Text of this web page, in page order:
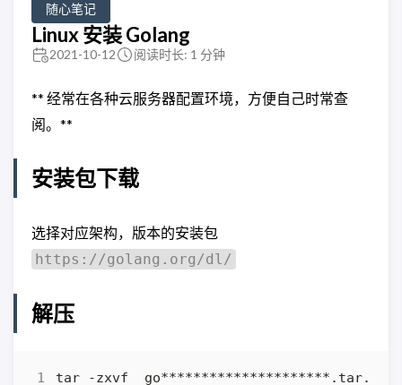
随心笔记
Linux 安装 Golang
2021-10-12 阅读时长: 1 分钟
** 经常在各种云服务器配置环境，方便自己时常查
阅。**
安装包下载
选择对应架构，版本的安装包
https://golang.org/dl/
解压